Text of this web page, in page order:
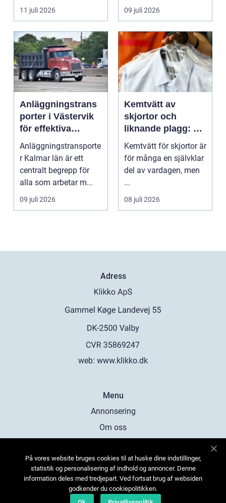
inte...
11 juli 2026 09 juli 2026
Anläggningstrans
porter i Västervik
för effektiva
byggprojekt
Anläggningstransporte
r Kalmar län är ett
centralt begrepp för
alla som arbetar m...
09 juli 2026
Kemtvätt av
skjortor och
liknande plagg: Så
fungerar
professionell
klädvård i
Kemtvätt för skjortor är
för många en självklar
del av vardagen, men
...
08 juli 2026
Adress
web: www.klikko.dk
Menu
Annonsering
Om oss
Kontakta oss
Sitemap
På vores website bruges cookies til at huske dine indstillinger,
statistik og personalisering af indhold og annoncer. Denne
information deles med tredjepart. Ved fortsat brug af websiden
godkender du cookiepolitikken.